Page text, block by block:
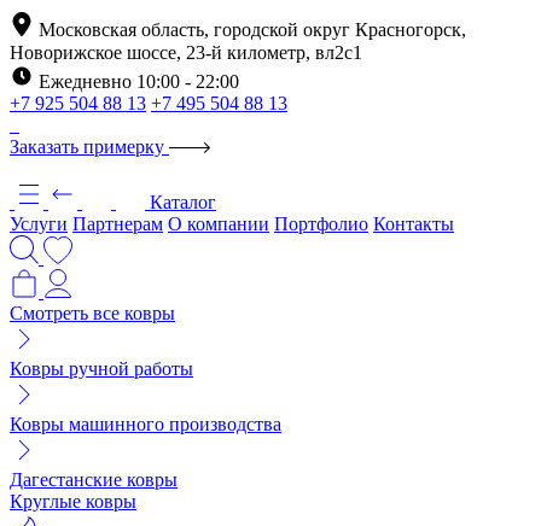
Московская область, городской округ Красногорск,
Новорижское шоссе, 23-й километр, вл2с1
Ежедневно 10:00 - 22:00
+7 925 504 88 13 +7 495 504 88 13
Заказать примерку
Каталог
Услуги Партнерам О компании Портфолио Контакты
Смотреть все ковры
Ковры ручной работы
Ковры машинного производства
Дагестанские ковры
Круглые ковры